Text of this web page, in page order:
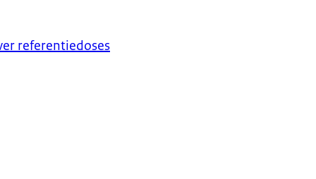
referentiedoses